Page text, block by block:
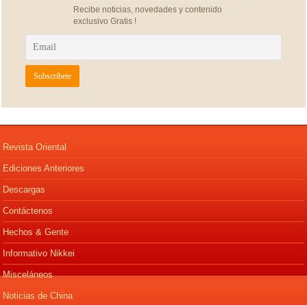
Recibe noticias, novedades y contenido
exclusivo Gratis !
Revista Oriental
Ediciones Anteriores
Descargas
Contáctenos
Hechos & Gente
Informativo Nikkei
Misceláneos
Noticias de China